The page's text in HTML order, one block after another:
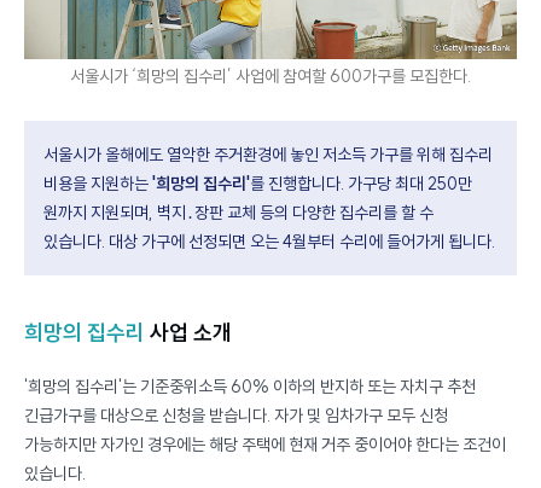
서울시가 ‘희망의 집수리’ 사업에 참여할 600가구를 모집한다.
서울시가 올해에도 열악한 주거환경에 놓인 저소득 가구를 위해 집수리
비용을 지원하는'희망의 집수리'를 진행합니다. 가구당 최대 250만
원까지 지원되며, 벽지․장판 교체 등의 다양한 집수리를 할 수
있습니다. 대상 가구에 선정되면 오는 4월부터 수리에 들어가게 됩니다.
희망의 집수리 사업 소개
'희망의 집수리'는 기준중위소득 60% 이하의 반지하 또는 자치구 추천
긴급가구를 대상으로 신청을 받습니다. 자가 및 임차가구 모두 신청
가능하지만 자가인 경우에는 해당 주택에 현재 거주 중이어야 한다는 조건이
있습니다.